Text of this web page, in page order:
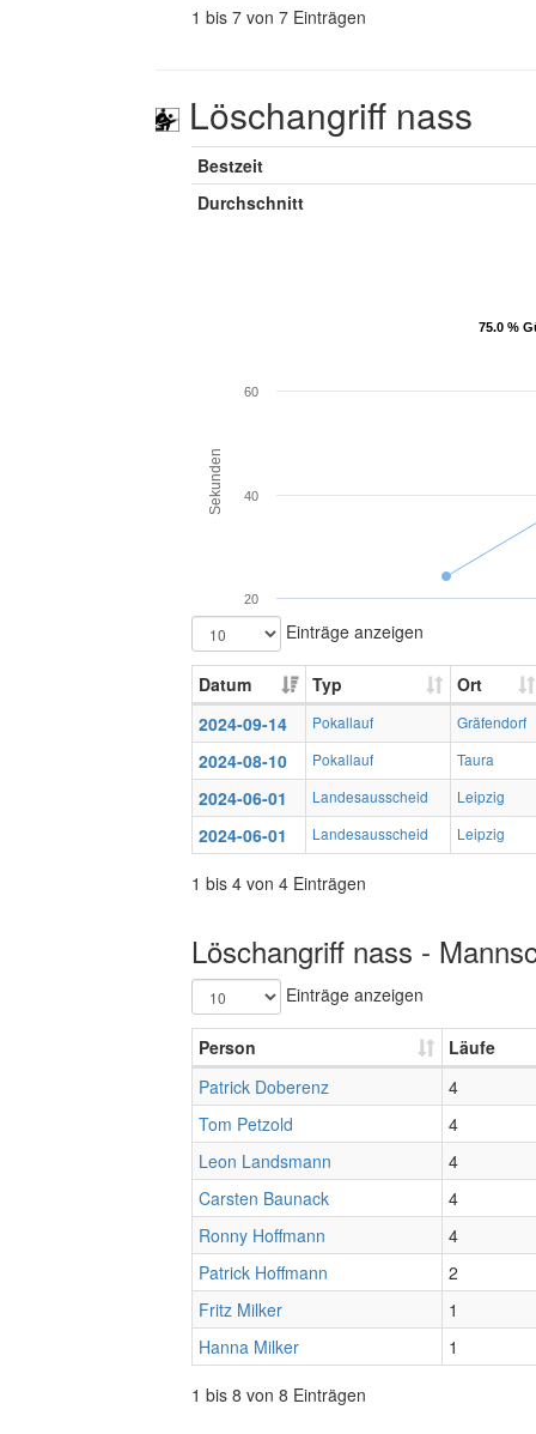
1 bis 7 von 7 Einträgen
Löschangriff nass
Bestzeit
Durchschnitt
75.0 %
75.0 %
Sekunden
20
40
60
Einträge anzeigen
Datum Typ
Ort
2024-09-14
Pokallauf Gräfendorf
2024-08-10 Pokallauf Taura
2024-06-01 Landesausscheid Leipzig
2024-06-01 Landesausscheid Leipzig
1 bis 4 von 4 Einträgen
Löschangriff nass -
Einträge anzeigen
Person
Läufe
Patrick Doberenz
4
Tom Petzold
4
Leon Landsmann
4
Carsten Baunack
4
Ronny Hoffmann
4
Patrick Hoffmann
2
Fritz Milker
1
Hanna Milker
1
1 bis 8 von 8 Einträgen